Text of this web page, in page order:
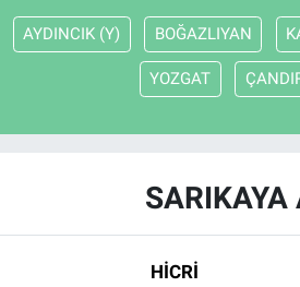
AYDINCIK (Y) BOĞAZLIYAN
YOZGAT
HİCRİ